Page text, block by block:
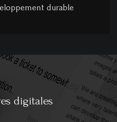
durable
digitales